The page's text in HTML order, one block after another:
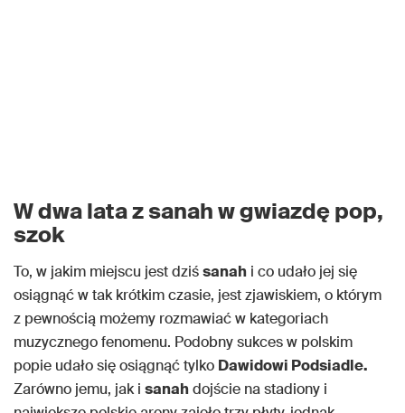
W dwa lata z sanah w gwiazdę pop,
szok
To, w jakim miejscu jest dziśsanah i co udało jej się
osiągnąć w tak krótkim czasie, jest zjawiskiem, o którym
z pewnością możemy rozmawiać w kategoriach
muzycznego fenomenu. Podobny sukces w polskim
popie udało się osiągnąć tylko Dawidowi Podsiadle.
Zarówno jemu, jak i sanahdojście na stadiony i